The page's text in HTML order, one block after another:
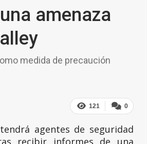
amenaza
medida de precaución
0
121
agentes de seguridad
recibir informes de una